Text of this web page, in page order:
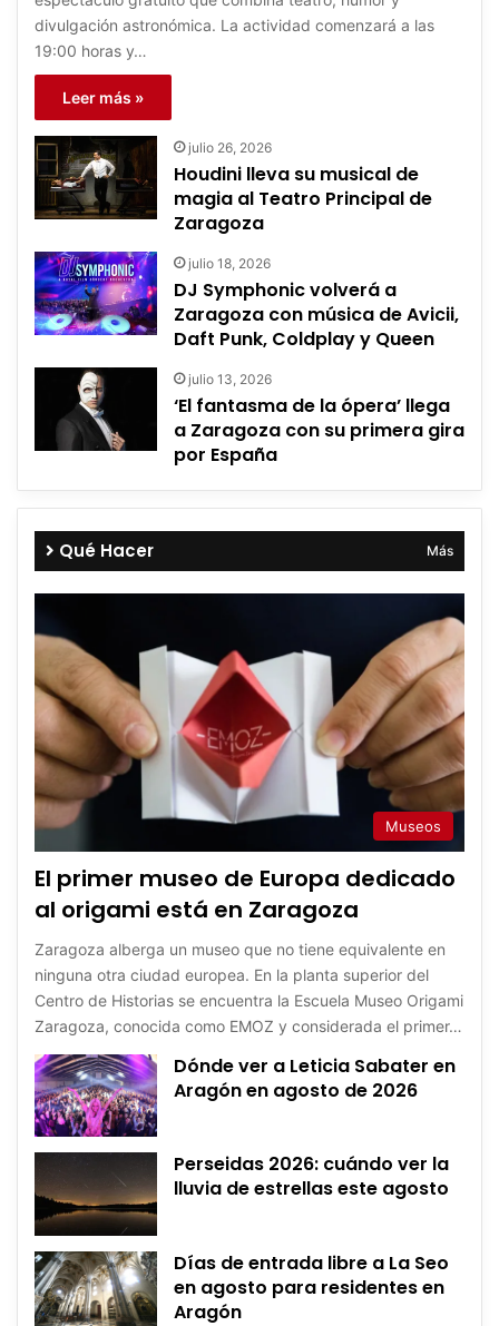
divulgación astronómica. La actividad comenzará a las
19:00 horas y…
Leer más »
julio 26, 2026
Houdini lleva su musical de
magia al Teatro Principal de
Zaragoza
julio 18, 2026
DJ Symphonic volverá a
Zaragoza con música de Avicii,
Daft Punk, Coldplay y Queen
julio 13, 2026
‘El fantasma de la ópera’ llega
a Zaragoza con su primera gira
por España
Qué Hacer Más
Museos
El primer museo de Europa dedicado
al origami está en Zaragoza
Zaragoza alberga un museo que no tiene equivalente en
ninguna otra ciudad europea. En la planta superior del
Centro de Historias se encuentra la Escuela Museo Origami
Zaragoza, conocida como EMOZ y considerada el primer…
Dónde ver a Leticia Sabater en
Aragón en agosto de 2026
Perseidas 2026: cuándo ver la
lluvia de estrellas este agosto
Días de entrada libre a La Seo
en agosto para residentes en
Aragón